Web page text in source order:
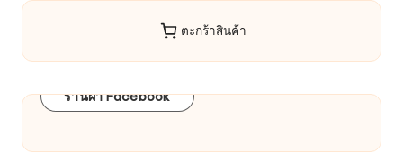
ตะกร้าสินค้า
ร้านผ้า Facebook